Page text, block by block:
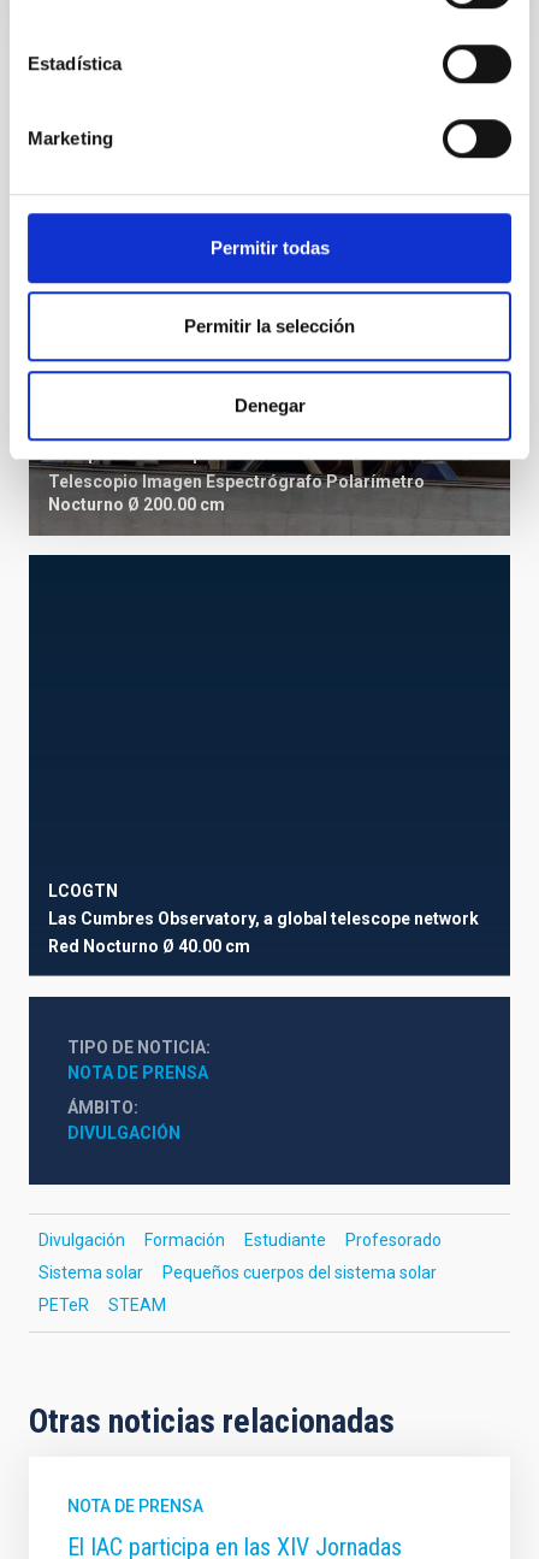
Estadística
Marketing
Permitir todas
Permitir la selección
Denegar
Instalación
Telescopio ImagenEspectrógrafoPolarímetro
Nocturno Ø 200.00 cm
LCOGTN
Las Cumbres Observatory, a global telescope network
Red Nocturno Ø 40.00 cm
TIPO DE NOTICIA
NOTA DE PRENSA
ÁMBITO
DIVULGACIÓN
Divulgación Formación Estudiante
Profesorado
Sistema solar
Pequeños cuerpos del sistema solar
PETeR
STEAM
Otras noticias relacionadas
NOTA DE PRENSA
El IAC participa en las XIV Jornadas